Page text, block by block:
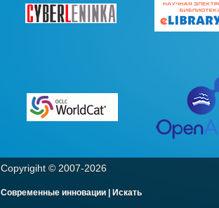
Copyrigiht © 2007-2026
Современные инновации | Искать